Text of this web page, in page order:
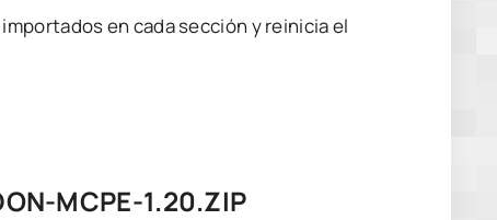
en cada sección y reinicia el
MCPE-1.20.ZIP